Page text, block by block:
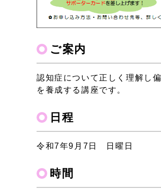
ご案内
認知症について正しく理解し
を養成する講座です。
日程
令和7年9月7日 日曜日
時間